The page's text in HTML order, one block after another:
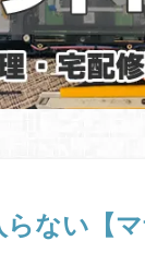
ない【マ